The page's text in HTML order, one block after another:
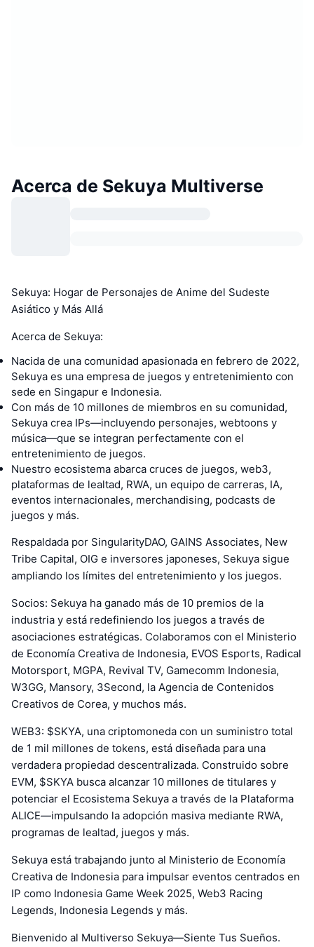
Acerca de Sekuya Multiverse
Sekuya: Hogar de Personajes de Anime del Sudeste
Asiático y Más Allá
Acerca de Sekuya:
Nacida de una comunidad apasionada en febrero de 2022,
Sekuya es una empresa de juegos y entretenimiento con
sede en Singapur e Indonesia.
Con más de 10 millones de miembros en su comunidad,
Sekuya crea IPs—incluyendo personajes, webtoons y
música—que se integran perfectamente con el
entretenimiento de juegos.
Nuestro ecosistema abarca cruces de juegos, web3,
plataformas de lealtad, RWA, un equipo de carreras, IA,
eventos internacionales, merchandising, podcasts de
juegos y más.
Respaldada por SingularityDAO, GAINS Associates, New
Tribe Capital, OIG e inversores japoneses, Sekuya sigue
ampliando los límites del entretenimiento y los juegos.
Socios: Sekuya ha ganado más de 10 premios de la
industria y está redefiniendo los juegos a través de
asociaciones estratégicas. Colaboramos con el Ministerio
de Economía Creativa de Indonesia, EVOS Esports, Radical
Motorsport, MGPA, Revival TV, Gamecomm Indonesia,
W3GG, Mansory, 3Second, la Agencia de Contenidos
Creativos de Corea, y muchos más.
WEB3: $SKYA, una criptomoneda con un suministro total
de 1 mil millones de tokens, está diseñada para una
verdadera propiedad descentralizada. Construido sobre
EVM, $SKYA busca alcanzar 10 millones de titulares y
potenciar el Ecosistema Sekuya a través de la Plataforma
ALICE—impulsando la adopción masiva mediante RWA,
programas de lealtad, juegos y más.
Sekuya está trabajando junto al Ministerio de Economía
Creativa de Indonesia para impulsar eventos centrados en
IP como Indonesia Game Week 2025, Web3 Racing
Legends, Indonesia Legends y más.
Bienvenido al Multiverso Sekuya—Siente Tus Sueños.